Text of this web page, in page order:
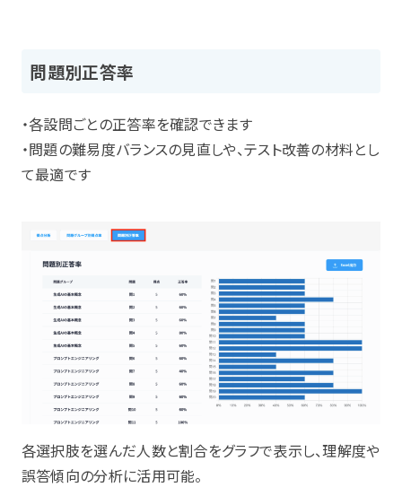
問題別正答率
・各設問ごとの正答率を確認できます
・問題の難易度バランスの見直しや、テスト改善の材料とし
て最適です
各選択肢を選んだ人数と割合をグラフで表示し、理解度や
誤答傾向の分析に活用可能。